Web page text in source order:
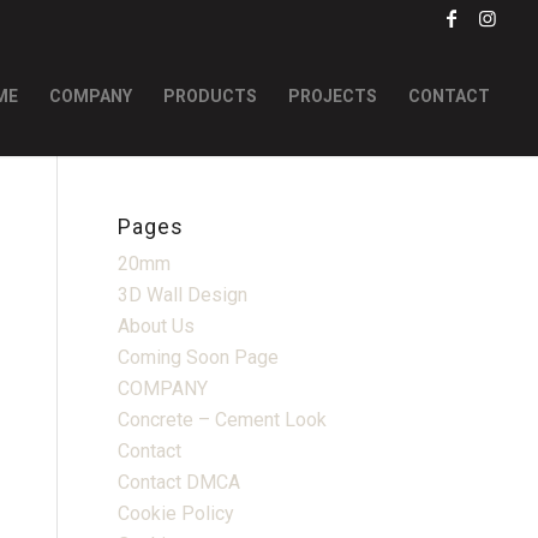
COMPANY PRODUCTS PROJECTS CONTACT
Pages
20mm
3D Wall Design
About Us
Coming Soon Page
COMPANY
Concrete – Cement Look
Contact
Contact DMCA
Cookie Policy